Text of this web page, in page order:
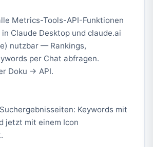
Metrics-Tools-API-Funktionen
Claude Desktop und claude.ai
nutzbar — Rankings,
per Chat abfragen.
Doku → API.
Keywords mit
jetzt mit einem Icon